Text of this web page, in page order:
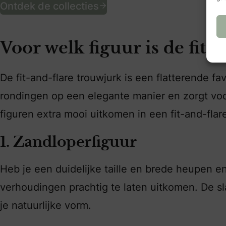
Ontdek de collecties
Voor welk figuur is de fit-
De fit-and-flare trouwjurk is een flatterende
rondingen op een elegante manier en zorgt
figuren extra mooi uitkomen in een fit-and-
1. Zandloperfiguur
Heb je een duidelijke taille en brede heupen
verhoudingen prachtig te laten uitkomen. De
je natuurlijke vorm.